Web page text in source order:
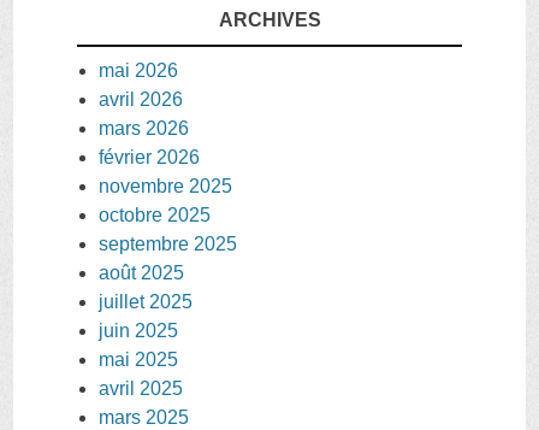
ARCHIVES
mai 2026
avril 2026
mars 2026
février 2026
novembre 2025
octobre 2025
septembre 2025
août 2025
juillet 2025
juin 2025
mai 2025
avril 2025
mars 2025